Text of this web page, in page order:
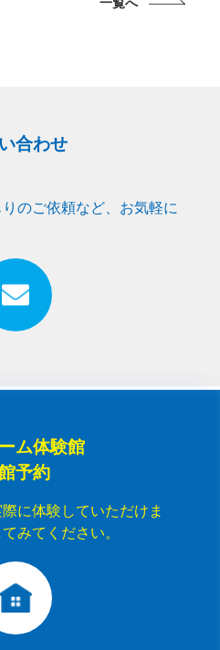
合わせ
のご依頼など、お気軽に
ム体験館
予約
に体験していただけま
みてください。